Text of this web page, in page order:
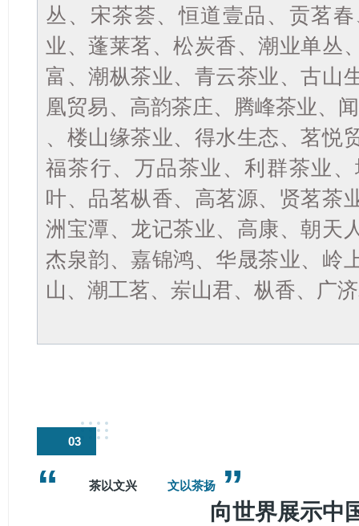
丛、宋茶荟、恒道壹品、贡茗
业、蓬莱茗、松炭香、潮业单丛
富、潮枞茶业、青云茶业、古山
凰贸易、高韵茶庄、腾峰茶业、
、楼山缘茶业、得水生态、茗悦
福茶行、万品茶业、利群茶业
叶、品茗枞香、高茗源、贤茗茶
洲宝潭、龙记茶业、高康、朝天
杰泉韵、嘉锦鸿、华晟茶业、岭
山、潮工茗、岽山君、枞香、广
03
“ 茶以文兴 文以茶扬 ”
向世界展示中